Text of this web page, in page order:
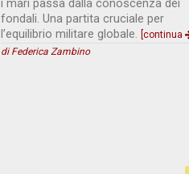
i mari passa dalla conoscenza dei
fondali. Una partita cruciale per
l’equilibrio militare globale. [continua
di Federica Zambino